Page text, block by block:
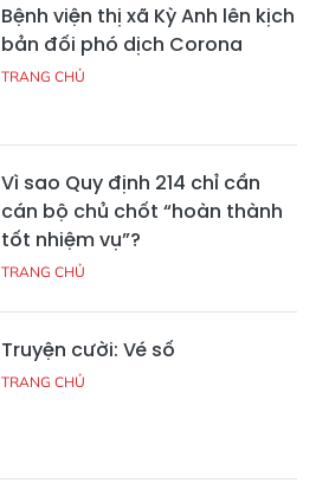
Bệnh viện thị xã Kỳ Anh lên kịch
bản đối phó dịch Corona
TRANG CHỦ
Vì sao Quy định 214 chỉ cần
cán bộ chủ chốt “hoàn thành
tốt nhiệm vụ”?
TRANG CHỦ
Truyện cười: Vé số
TRANG CHỦ